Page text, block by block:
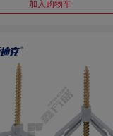
加入购物车